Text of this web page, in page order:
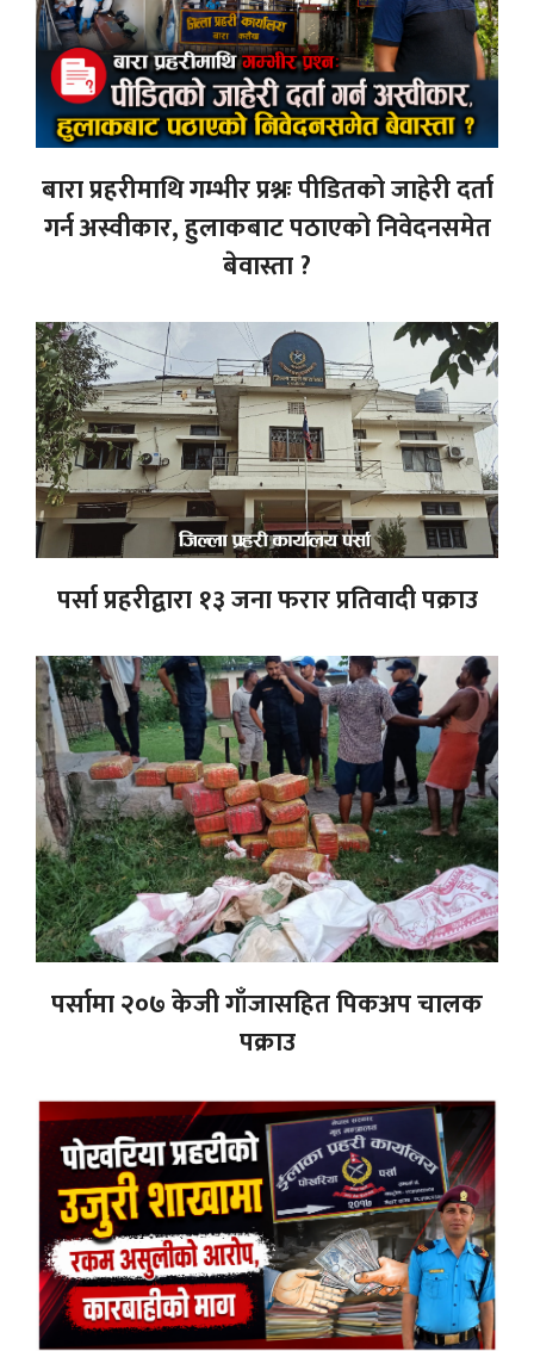
बारा प्रहरीमाथि गम्भीर प्रश्नः पीडितको जाहेरी दर्ता
गर्न अस्वीकार, हुलाकबाट पठाएको निवेदनसमेत
बेवास्ता ?
पर्सा प्रहरीद्वारा १३ जना फरार प्रतिवादी पक्राउ
पर्सामा २०७ केजी गाँजासहित पिकअप चालक
पक्राउ